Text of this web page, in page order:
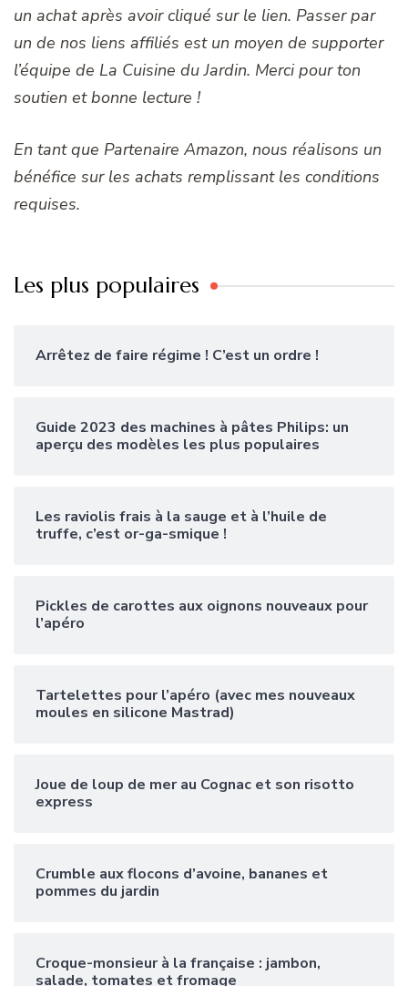
un achat après avoir cliqué sur le lien. Passer par
un de nos liens affiliés est un moyen de supporter
l’équipe de La Cuisine du Jardin. Merci pour ton
soutien et bonne lecture !
En tant que Partenaire Amazon, nous réalisons un
bénéfice sur les achats remplissant les conditions
requises.
Les plus populaires
Arrêtez de faire régime ! C’est un ordre !
Guide 2023 des machines à pâtes Philips: un
aperçu des modèles les plus populaires
Les raviolis frais à la sauge et à l’huile de
truffe, c’est or-ga-smique !
Pickles de carottes aux oignons nouveaux pour
l’apéro
Tartelettes pour l’apéro (avec mes nouveaux
moules en silicone Mastrad)
Joue de loup de mer au Cognac et son risotto
express
Crumble aux flocons d’avoine, bananes et
pommes du jardin
Croque-monsieur à la française : jambon,
salade, tomates et fromage